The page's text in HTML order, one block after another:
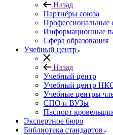
Назад
Партнёры союза
Профессиональные
Информационные
Сфера образования
Учебный центр
Назад
Учебный центр
Учебный центр
Учебные центры
СПО и ВУЗы
Паспорт
Экспертное бюро
Библиотека стандартов